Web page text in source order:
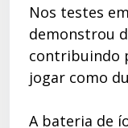
Nos testes
demonstrou
contribuindo
jogar como
A bateria de